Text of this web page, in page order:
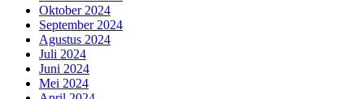
Oktober 2024
September 2024
Agustus 2024
Juli 2024
Juni 2024
Mei 2024